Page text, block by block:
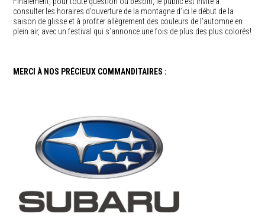
consulter les horaires d’ouverture de la montagne d’ici le début de la
saison de glisse et à profiter allègrement des couleurs de l’automne en
plein air, avec un festival qui s’annonce une fois de plus des plus colorés!
MERCI À NOS PRÉCIEUX COMMANDITAIRES :